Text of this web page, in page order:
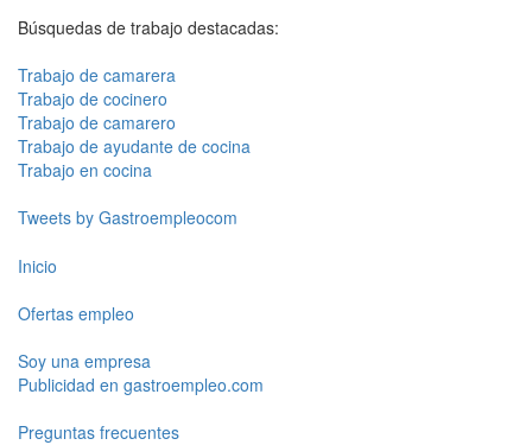
Búsquedas de trabajo destacadas:
Trabajo de camarera
Trabajo de cocinero
Trabajo de camarero
Trabajo de ayudante de cocina
Trabajo en cocina
Tweets by Gastroempleocom
Inicio
Ofertas empleo
Soy una empresa
Publicidad en gastroempleo.com
Preguntas frecuentes